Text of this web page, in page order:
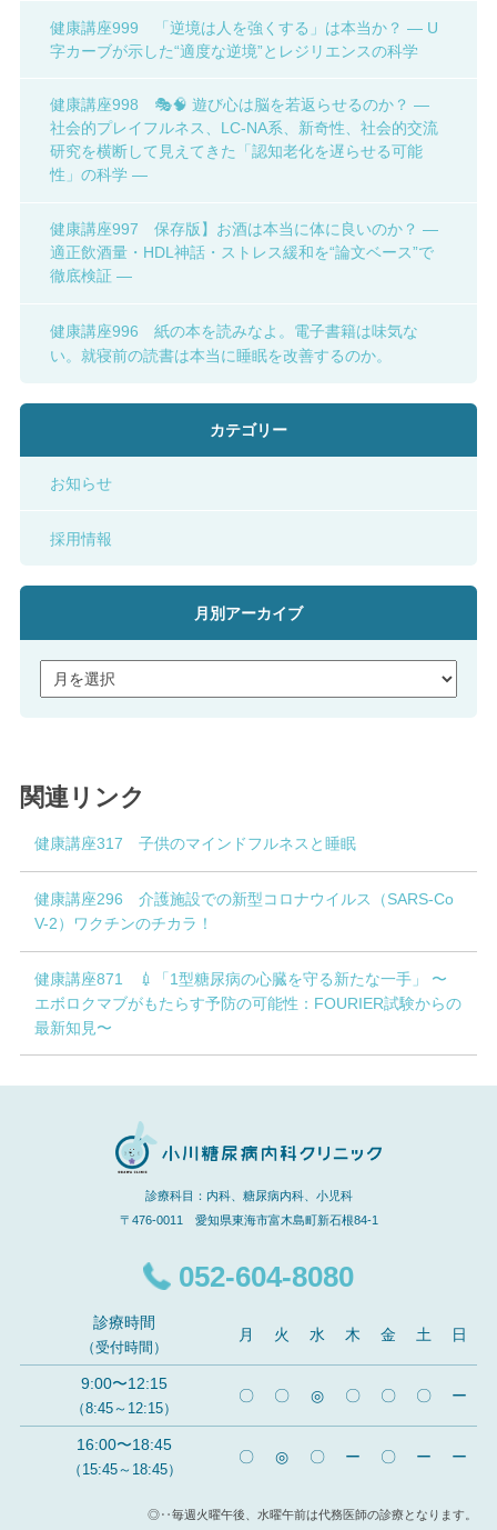
健康講座999 「逆境は人を強くする」は本当か？ ― U
字カーブが示した“適度な逆境”とレジリエンスの科学
健康講座998 🎭🧠 遊び心は脳を若返らせるのか？ ―
社会的プレイフルネス、LC-NA系、新奇性、社会的交流
研究を横断して見えてきた「認知老化を遅らせる可能
性」の科学 ―
健康講座997 保存版】お酒は本当に体に良いのか？ ―
適正飲酒量・HDL神話・ストレス緩和を“論文ベース”で
徹底検証 ―
健康講座996 紙の本を読みなよ。電子書籍は味気な
い。就寝前の読書は本当に睡眠を改善するのか。
カテゴリー
お知らせ
採用情報
月別アーカイブ
関連リンク
健康講座317 子供のマインドフルネスと睡眠
健康講座296 介護施設での新型コロナウイルス（SARS-Co
V-2）ワクチンのチカラ！
健康講座871 💉「1型糖尿病の心臓を守る新たな一手」 〜
エボロクマブがもたらす予防の可能性：FOURIER試験からの
最新知見〜
診療科目：内科、糖尿病内科、小児科
〒476-0011 愛知県東海市富木島町新石根84-1
052-604-8080
診療時間
（受付時間）
月 火 水 木 金 土 日
9:00〜12:15
（8:45～12:15）
〇 〇 ◎ 〇 〇 〇 ー
16:00〜18:45
（15:45～18:45）
〇 ◎ 〇 ー 〇 ー ー
◎‥毎週火曜午後、水曜午前は代務医師の診療となります。